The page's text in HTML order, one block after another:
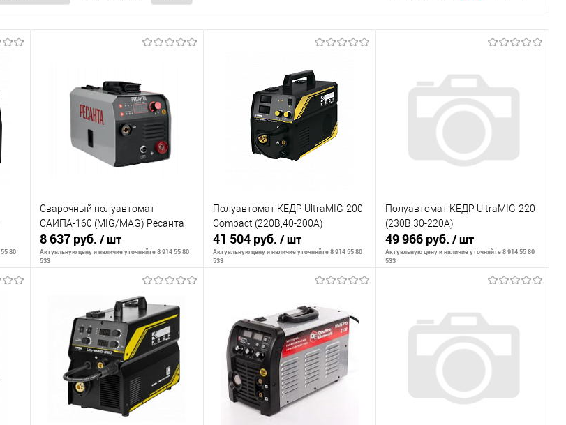
80
Сварочный полуавтомат
САИПА-160 (MIG/MAG) Ресанта
8 637 руб. / шт
Актуальную цену и наличие уточняйте 8 914 55 80
533
В корзину
К сравнению
В избранное
В наличии
Полуавтомат КЕДР UltraMIG-200
Compact (220В,40-200А)
41 504 руб. / шт
Актуальную цену и наличие уточняйте 8 914 55 80
533
В корзину
К сравнению
В избранное
В наличии
Полуавтомат КЕДР UltraMIG-220
(230В,30-220А)
49 966 руб./ шт
Актуальную цену и наличие уточняйте 8 914 55 80
533
В корзину
К сравнению